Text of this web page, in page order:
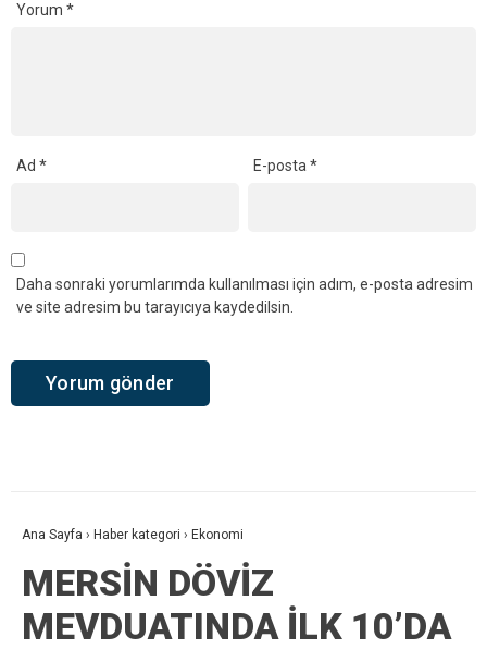
Yorum *
Ad * E-posta*
Daha sonraki yorumlarımda kullanılması için adım, e-posta adresim
ve site adresim bu tarayıcıya kaydedilsin.
Ana Sayfa › Haber kategori › Ekonomi
MERSİN DÖVİZ
MEVDUATINDA İLK 10’DA